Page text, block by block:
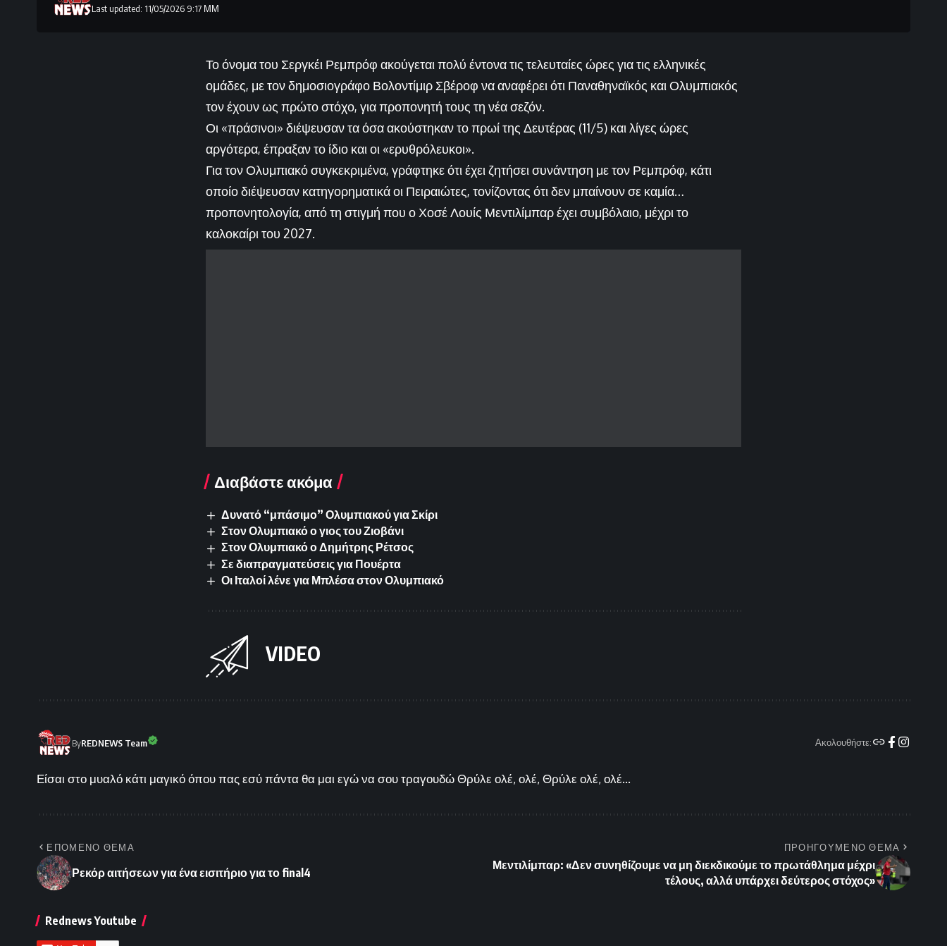
Last updated: 11/05/2026 9:17 ΜΜ
Το όνομα του Σεργκέι Ρεμπρόφ ακούγεται πολύ έντονα τις τελευταίες ώρες για τις ελληνικές
ομάδες, με τον δημοσιογράφο Βολοντίμιρ Σβέροφ να αναφέρει ότι Παναθηναϊκός και Ολυμπιακός
τον έχουν ως πρώτο στόχο, για προπονητή τους τη νέα σεζόν.
Οι «πράσινοι» διέψευσαν τα όσα ακούστηκαν το πρωί της Δευτέρας (11/5) και λίγες ώρες
αργότερα, έπραξαν το ίδιο και οι «ερυθρόλευκοι».
Για τον Ολυμπιακό συγκεκριμένα, γράφτηκε ότι έχει ζητήσει συνάντηση με τον Ρεμπρόφ, κάτι
οποίο διέψευσαν κατηγορηματικά οι Πειραιώτες, τονίζοντας ότι δεν μπαίνουν σε καμία…
προπονητολογία, από τη στιγμή που ο Χοσέ Λουίς Μεντιλίμπαρ έχει συμβόλαιο, μέχρι το
καλοκαίρι του 2027.
Διαβάστε ακόμα
Δυνατό “μπάσιμο” Ολυμπιακού για Σκίρι
Στον Ολυμπιακό ο γιος του Ζιοβάνι
Στον Ολυμπιακό ο Δημήτρης Ρέτσος
Σε διαπραγματεύσεις για Πουέρτα
Οι Ιταλοί λένε για Μπλέσα στον Ολυμπιακό
VIDEO
ByREDNEWS Team Ακολουθήστε:
Είσαι στο μυαλό κάτι μαγικό όπου πας εσύ πάντα θα μαι εγώ να σου τραγουδώ Θρύλε ολέ, ολέ, Θρύλε ολέ, ολέ...
ΕΠΟΜΕΝΟ ΘΕΜΑ
Ρεκόρ αιτήσεων για ένα εισιτήριο για το final4
ΠΡΟΗΓΟΥΜΕΝΟ ΘΕΜΑ
Μεντιλίμπαρ: «Δεν συνηθίζουμε να μη διεκδικούμε το πρωτάθλημα μέχρι
τέλους, αλλά υπάρχει δεύτερος στόχος»
Rednews Youtube